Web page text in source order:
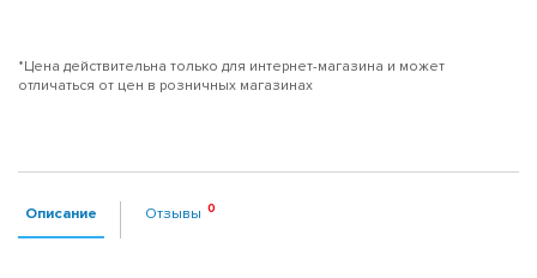
*Цена действительна только для интернет-магазина и может
отличаться от цен в розничных магазинах
Описание Отзывы